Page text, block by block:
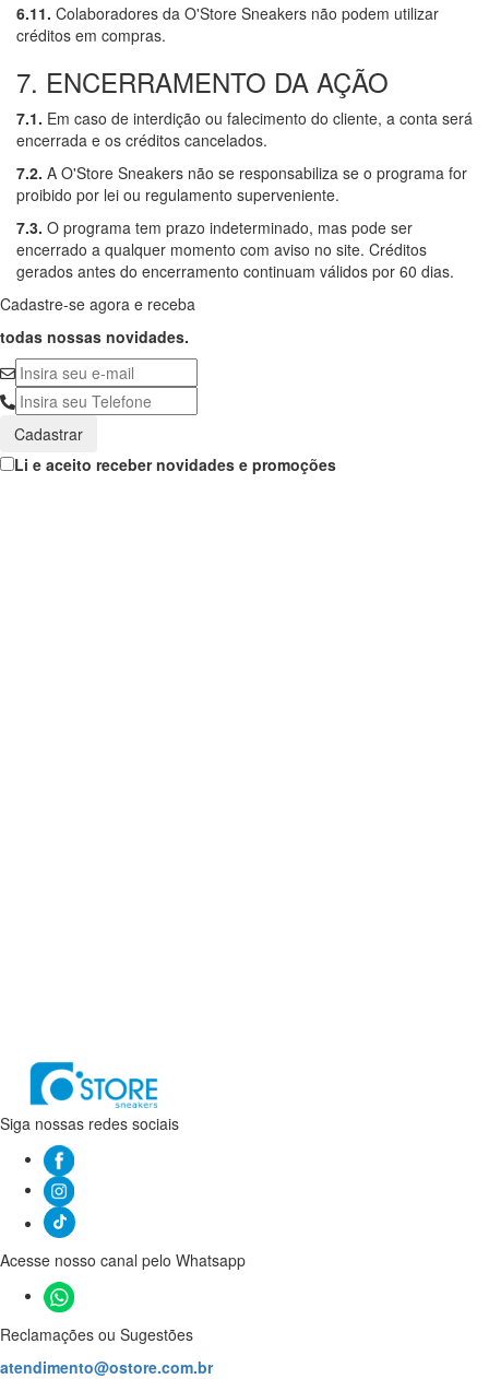
6.11. Colaboradores da O'Store Sneakers não podem utilizar
créditos em compras.
7. ENCERRAMENTO DA AÇÃO
7.1. Em caso de interdição ou falecimento do cliente, a conta será
encerrada e os créditos cancelados.
7.2. A O'Store Sneakers não se responsabiliza se o programa for
proibido por lei ou regulamento superveniente.
7.3. O programa tem prazo indeterminado, mas pode ser
encerrado a qualquer momento com aviso no site. Créditos
gerados antes do encerramento continuam válidos por 60 dias.
Cadastre-se agora e receba
todas nossas novidades.
Cadastrar
Li e aceito receber novidades e promoções
Siga nossas redes sociais
Acesse nosso canal pelo Whatsapp
Reclamações ou Sugestões
atendimento@ostore.com.br